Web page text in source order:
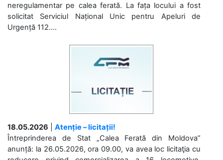
neregulamentar pe calea ferată. La fața locului a fost
solicitat Serviciul Național Unic pentru Apeluri de
Urgență 112....
18.05.2026
Atenție – licitații!
Întreprinderea de Stat „Calea Ferată din Moldova”
anunță: la 26.05.2026, ora 09.00, va avea loc licitaţia cu